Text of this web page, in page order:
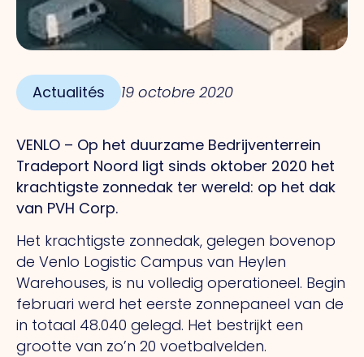
Actualités 19 octobre 2020
VENLO – Op het duurzame Bedrijventerrein
Tradeport Noord ligt sinds oktober 2020 het
krachtigste zonnedak ter wereld: op het dak
van PVH Corp.
Het krachtigste zonnedak, gelegen bovenop
de Venlo Logistic Campus van Heylen
Warehouses, is nu volledig operationeel. Begin
februari werd het eerste zonnepaneel van de
in totaal 48.040 gelegd. Het bestrijkt een
grootte van zo’n 20 voetbalvelden.